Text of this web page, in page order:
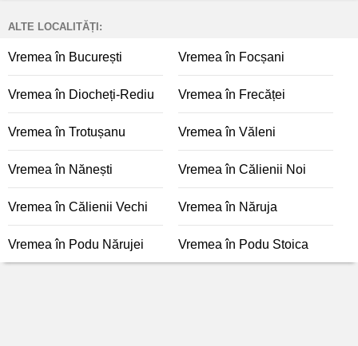
ALTE LOCALITĂȚI:
Vremea în București Vremea în Focșani
Vremea în Diocheți-Rediu Vremea în Frecăței
Vremea în Trotușanu Vremea în Văleni
Vremea în Nănești Vremea în Călienii Noi
Vremea în Călienii Vechi Vremea în Năruja
Vremea în Podu Nărujei Vremea în Podu Stoica